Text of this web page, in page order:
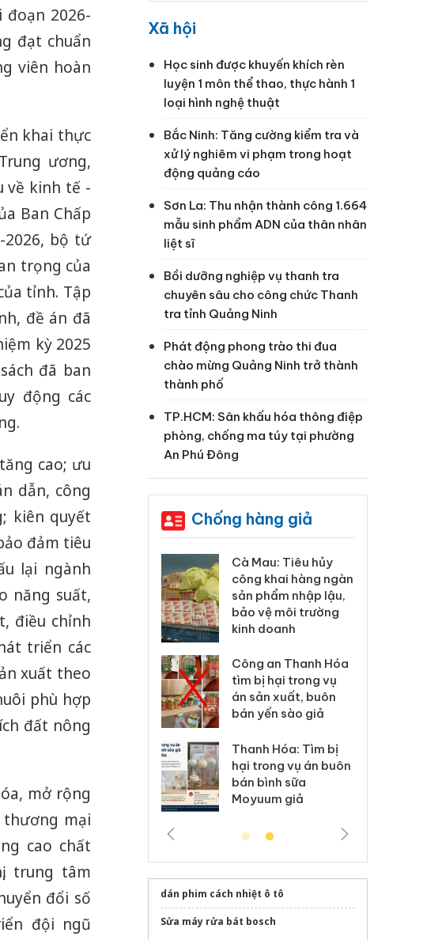
2026-
đạt chuẩn
viên hoàn
khai thực
ương,
về kinh tế -
Ban Chấp
2026, bộ tứ
trọng của
tỉnh. Tập
đề án đã
kỳ 2025
đã ban
động các
cao; ưu
dẫn, công
kiên quyết
đảm tiêu
lại ngành
năng suất,
điều chỉnh
triển các
xuất theo
phù hợp
đất nông
mở rộng
thương mại
cao chất
trung tâm
đổi số
đội ngũ
Xã hội
Học sinh được khuyến khích rèn
luyện 1 môn thể thao, thực hành 1
loại hình nghệ thuật
Bắc Ninh: Tăng cường kiểm tra và
xử lý nghiêm vi phạm trong hoạt
động quảng cáo
Sơn La: Thu nhận thành công 1.664
mẫu sinh phẩm ADN của thân nhân
liệt sĩ
Bồi dưỡng nghiệp vụ thanh tra
chuyên sâu cho công chức Thanh
tra tỉnh Quảng Ninh
Phát động phong trào thi đua
chào mừng Quảng Ninh trở thành
thành phố
TP.HCM: Sân khấu hóa thông điệp
phòng, chống ma túy tại phường
An Phú Đông
Chống hàng giả
Cà Mau: Tiêu hủy
công khai hàng ngàn
sản phẩm nhập lậu,
bảo vệ môi trường
kinh doanh
Công an Thanh Hóa
tìm bị hại trong vụ
án sản xuất, buôn
bán yến sào giả
Moyuum giả
Khẩn trương xác
minh, xử lý sản phẩm
Slimaura Care x3 sử
dụng giấy phép giả
mạo
Lào Cai xử lý 83 vụ vi
phạm thương mại
trong tháng 7
Hưng Yên: Xử lý 6 hộ
kinh doanh bán hàng
giả mạo nhãn hiệu
Adidas, Nike
dán phim cách nhiệt ô tô
Sửa máy rửa bát bosch